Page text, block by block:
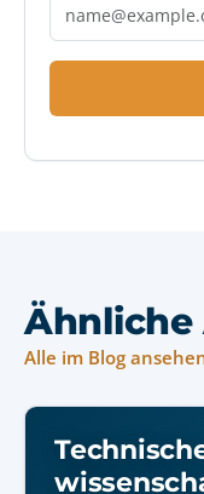
Ähnliche
Alle im Blog